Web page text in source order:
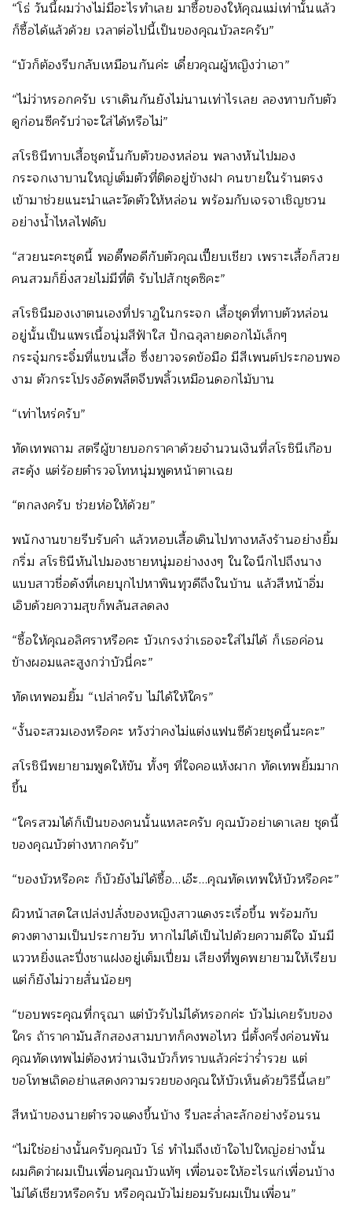
“โธ่ วันนี้ผมว่างไม่มีอะไรทำเลย มาซื้อของให้คุณแม่เท่านั้นแล้ว
ก็ซื้อได้แล้วด้วย เวลาต่อไปนี้เป็นของคุณบัวละครับ”
“บัวก็ต้องรีบกลับเหมือนกันค่ะ เดี๋ยวคุณผู้หญิงว่าเอา”
“ไม่ว่าหรอกครับ เราเดินกันยังไม่นานเท่าไรเลย ลองทาบกับตัว
ดูก่อนซีครับว่าจะใส่ได้หรือไม่”
สโรชินีทาบเสื้อชุดนั้นกับตัวของหล่อน พลางหันไปมอง
กระจกเงาบานใหญ่เต็มตัวที่ติดอยู่ข้างฝา คนขายในร้านตรง
เข้ามาช่วยแนะนำและวัดตัวให้หล่อน พร้อมกับเจรจาเชิญชวน
อย่างน้ำไหลไฟดับ
“สวยนะคะชุดนี้ พอดี๊พอดีกับตัวคุณเปี๊ยบเชียว เพราะเสื้อก็สวย
คนสวมก็ยิ่งสวยไม่มีที่ติ รับไปสักชุดซิคะ”
สโรชินีมองเงาตนเองที่ปราฏในกระจก เสื้อชุดที่ทาบตัวหล่อน
อยู่นั้นเป็นแพรเนื้อนุ่มสีฟ้าใส ปักฉลุลายดอกไม้เล็กๆ
กระจุ๋มกระจิ๋มที่แขนเสื้อ ซึ่งยาวจรดข้อมือ มีสีเพนต์ประกอบพอ
งาม ตัวกระโปรงอัดพลีตจีบพลิ้วเหมือนดอกไม้บาน
“เท่าไหร่ครับ”
ทัดเทพถาม สตรีผู้ขายบอกราคาด้วยจำนวนเงินที่สโรชินีเกือบ
สะดุ้ง แต่ร้อยตำรวจโทหนุ่มพูดหน้าตาเฉย
“ตกลงครับ ช่วยห่อให้ด้วย”
พนักงานขายรีบรับคำ แล้วหอบเสื้อเดินไปทางหลังร้านอย่างยิ้ม
กริ่ม สโรชินีหันไปมองชายหนุ่มอย่างงงๆ ในใจนึกไปถึงนาง
แบบสาวชื่อดังที่เคยบุกไปหาพินทุวดีถึงในบ้าน แล้วสีหน้าอิ่ม
เอิบด้วยความสุขก็พลันสลดลง
“ซื้อให้คุณอลิศราหรือคะ บัวเกรงว่าเธอจะใส่ไม่ได้ ก็เธอค่อน
ข้างผอมและสูงกว่าบัวนี่คะ”
ทัดเทพอมยิ้ม “เปล่าครับ ไม่ได้ให้ใคร”
“งั้นจะสวมเองหรือคะ หวังว่าคงไม่แต่งแฟนซีด้วยชุดนี้นะคะ”
สโรชินีพยายามพูดให้ขัน ทั้งๆ ที่ใจคอแห้งผาก ทัดเทพยิ้มมาก
ขึ้น
“ใครสวมได้ก็เป็นของคนนั้นแหละครับ คุณบัวอย่าเดาเลย ชุดนี้
ของคุณบัวต่างหากครับ”
“ของบัวหรือคะ ก็บัวยังไม่ได้ซื้อ…เอ๊ะ…คุณทัดเทพให้บัวหรือคะ”
ผิวหน้าสดใสเปล่งปลั่งของหญิงสาวแดงระเรื่อขึ้น พร้อมกับ
ดวงตางามเป็นประกายวับ หากไม่ได้เป็นไปด้วยความดีใจ มันมี
แววหยิ่งและปึ่งชาแฝงอยู่เต็มเปี่ยม เสียงที่พูดพยายามให้เรียบ
แต่ก็ยังไม่วายสั่นน้อยๆ
“ขอบพระคุณที่กรุณา แต่บัวรับไม่ได้หรอกค่ะ บัวไม่เคยรับของ
ใคร ถ้าราคามันสักสองสามบาทก็คงพอไหว นี่ตั้งครึ่งค่อนพัน
คุณทัดเทพไม่ต้องหว่านเงินบัวก็ทราบแล้วค่ะว่าร่ำรวย แต่
ขอโทษเถิดอย่าแสดงความรวยของคุณให้บัวเห็นด้วยวิธีนี้เลย”
สีหน้าของนายตำรวจแดงขึ้นบ้าง รีบละล่ำละลักอย่างร้อนรน
“ไม่ใช่อย่างนั้นครับคุณบัว โธ่ ทำไมถึงเข้าใจไปใหญ่อย่างนั้น
ผมคิดว่าผมเป็นเพื่อนคุณบัวแท้ๆ เพื่อนจะให้อะไรแก่เพื่อนบ้าง
ไม่ได้เชียวหรือครับ หรือคุณบัวไม่ยอมรับผมเป็นเพื่อน”